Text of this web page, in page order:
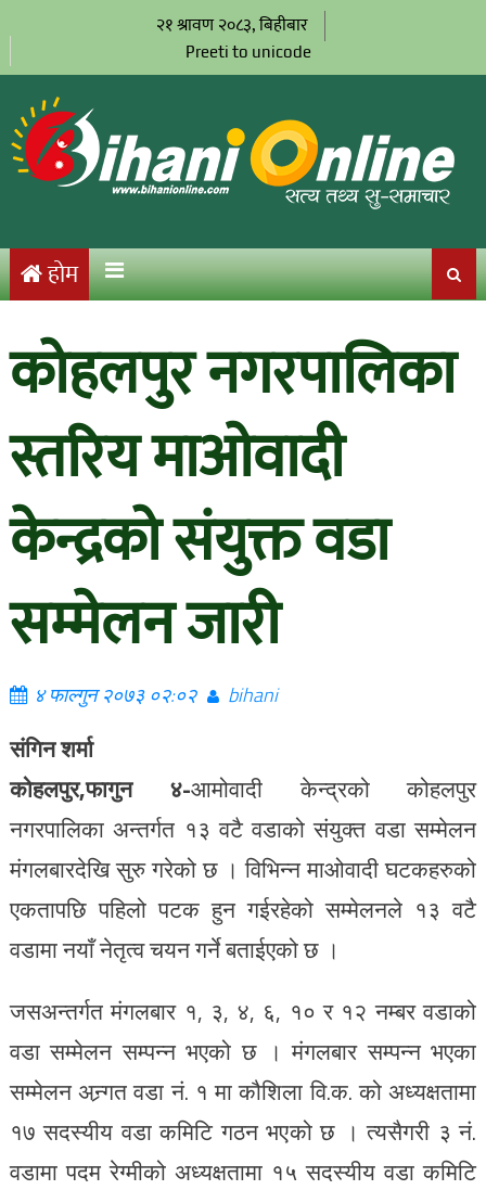
२१ श्रावण २०८३, बिहीबार
Preeti to unicode
होम
कोहलपुर नगरपालिका
स्तरिय माओवादी
केन्द्रको संयुक्त वडा
सम्मेलन जारी
४ फाल्गुन २०७३ ०२:०२ bihani
संगिन शर्मा
कोहलपुर,फागुन ४-आमोवादी केन्द्रको कोहलपुर
नगरपालिका अन्तर्गत १३ वटै वडाको संयुक्त वडा सम्मेलन
मंगलबारदेखि सुरु गरेको छ । विभिन्न माओवादी घटकहरुको
एकतापछि पहिलो पटक हुन गईरहेको सम्मेलनले १३ वटै
वडामा नयाँ नेतृत्व चयन गर्ने बताईएको छ ।
जसअन्तर्गत मंगलबार १, ३, ४, ६, १० र १२ नम्बर वडाको
वडा सम्मेलन सम्पन्न भएको छ । मंगलबार सम्पन्न भएका
सम्मेलन अन्र्गत वडा नं. १ मा कौशिला वि.क. को अध्यक्षतामा
१७ सदस्यीय वडा कमिटि गठन भएको छ । त्यसैगरी ३ नं.
वडामा पदम रेग्मीको अध्यक्षतामा १५ सदस्यीय वडा कमिटि